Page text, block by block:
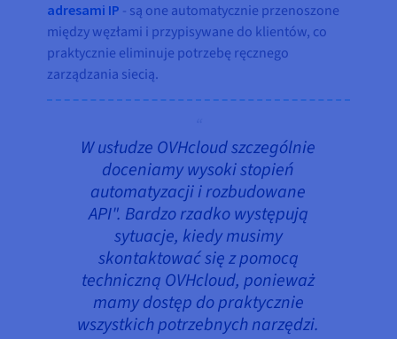
adresami IP - są one automatycznie przenoszone
między węzłami i przypisywane do klientów, co
praktycznie eliminuje potrzebę ręcznego
zarządzania siecią.
W usłudze OVHcloud szczególnie
doceniamy wysoki stopień
automatyzacji i rozbudowane
API". Bardzo rzadko występują
sytuacje, kiedy musimy
skontaktować się z pomocą
techniczną OVHcloud, ponieważ
mamy dostęp do praktycznie
wszystkich potrzebnych narzędzi.